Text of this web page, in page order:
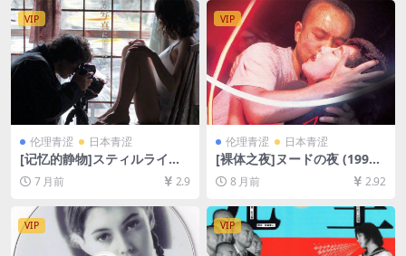
板无法在线播放，请使用电脑
下载防和谐压缩包（含解压密
码）】
在线播放，请使用电脑下载防
和谐压缩包（含解压密码）】
VIP
伦理青涩 日本青涩
[记忆的静物]スティルライフ
オブメモリーズ (2018)[百度
网盘+夸克网盘1080P超清未
删减资源][网盘下载][MP4/8.2
GB][中文字幕]【手机/平板无
法在线播放，请使用电脑下载
防和谐压缩包（含解压密
7 月前 2.9
VIP
伦理青涩 日本青涩
[裸体之夜]ヌードの夜 (1993)
[百度网盘+夸克网盘1080P超
清未删减资源][网盘在线播放/
下载][MP4/8.9GB][中文字幕]
8 月前 2.92
VIP VIP